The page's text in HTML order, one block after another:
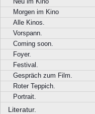
Morgen im Kino
Alle Kinos.
Vorspann.
Coming soon.
Foyer.
Festival.
Gespräch zum Film.
Roter Teppich.
Portrait.
Literatur.